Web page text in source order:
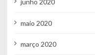
junho 2020
maio 2020
março 2020